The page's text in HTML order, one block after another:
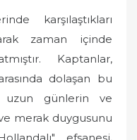
karşılaştıkları
zaman içinde
Kaptanlar,
dolaşan bu
uzun günlerin ve
merak duygusunu
efsanesi,